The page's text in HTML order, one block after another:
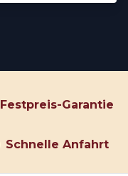
Festpreis-Garantie
Schnelle Anfahrt